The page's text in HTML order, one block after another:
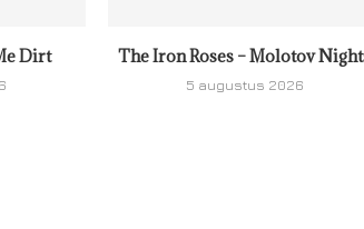
Dirt The Iron Roses – Molotov
5 augustus 2026